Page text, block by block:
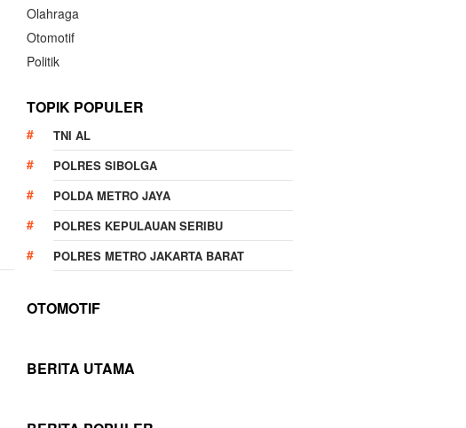
Olahraga
Otomotif
Politik
TOPIK POPULER
TNI AL
POLRES SIBOLGA
POLDA METRO JAYA
POLRES KEPULAUAN SERIBU
POLRES METRO JAKARTA BARAT
OTOMOTIF
BERITA UTAMA